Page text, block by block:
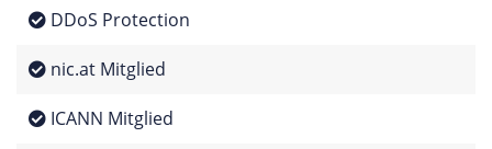
DDoS Protection
nic.at Mitglied
ICANN Mitglied